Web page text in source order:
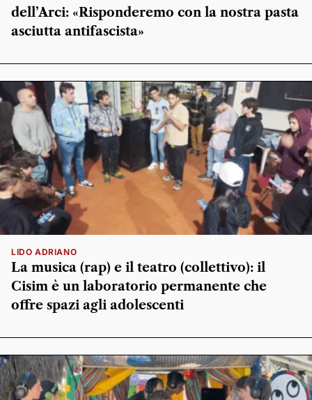
dell’Arci: «Risponderemo con la nostra pasta
asciutta antifascista»
LIDO ADRIANO
La musica (rap) e il teatro (collettivo): il
Cisim è un laboratorio permanente che
offre spazi agli adolescenti